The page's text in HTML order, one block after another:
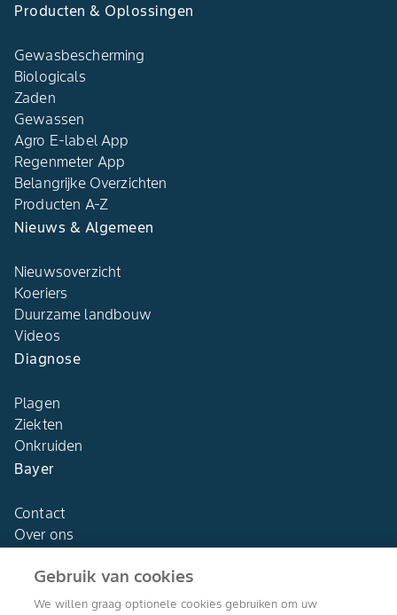
Producten & Oplossingen
Gewasbescherming
Biologicals
Zaden
Gewassen
Agro E-label App
Regenmeter App
Belangrijke Overzichten
Producten A-Z
Nieuws & Algemeen
Nieuwsoverzicht
Koeriers
Duurzame landbouw
Videos
Diagnose
Plagen
Ziekten
Onkruiden
Bayer
Contact
Over ons
Gebruik van cookies
We willen graag optionele cookies gebruiken om uw